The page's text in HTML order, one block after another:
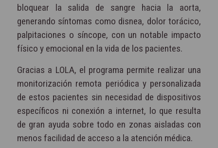
bloquear la salida de sangre hacia la aorta,
generando síntomas como disnea, dolor torácico,
palpitaciones o síncope, con un notable impacto
físico y emocional en la vida de los pacientes.
Gracias a LOLA, el programa permite realizar una
monitorización remota periódica y personalizada
de estos pacientes sin necesidad de dispositivos
específicos ni conexión a internet, lo que resulta
de gran ayuda sobre todo en zonas aisladas con
menos facilidad de acceso a la atención médica.